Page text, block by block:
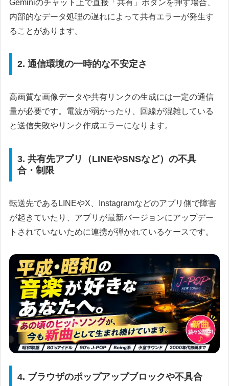
Geminiのチャット上で直接「共有」ボタンを押す場合、
内部的なデータ処理の遅れによって共有エラーが発生す
ることがあります。
2. 通信環境の一時的な不安定さ
高画質な画像データや共有リンクの生成には一定の通信
量が必要です。電波が弱かったり、回線が混雑している
と送信失敗やリンク作成エラーになります。
3. 共有先アプリ（LINEやSNSなど）の不具
合・制限
転送先であるLINEやX、Instagramなどのアプリ側で障害
が起きていたり、アプリが最新バージョンにアップデー
トされていないために連携が弾かれているケースです。
4. ブラウザのポップアップブロックや不具合